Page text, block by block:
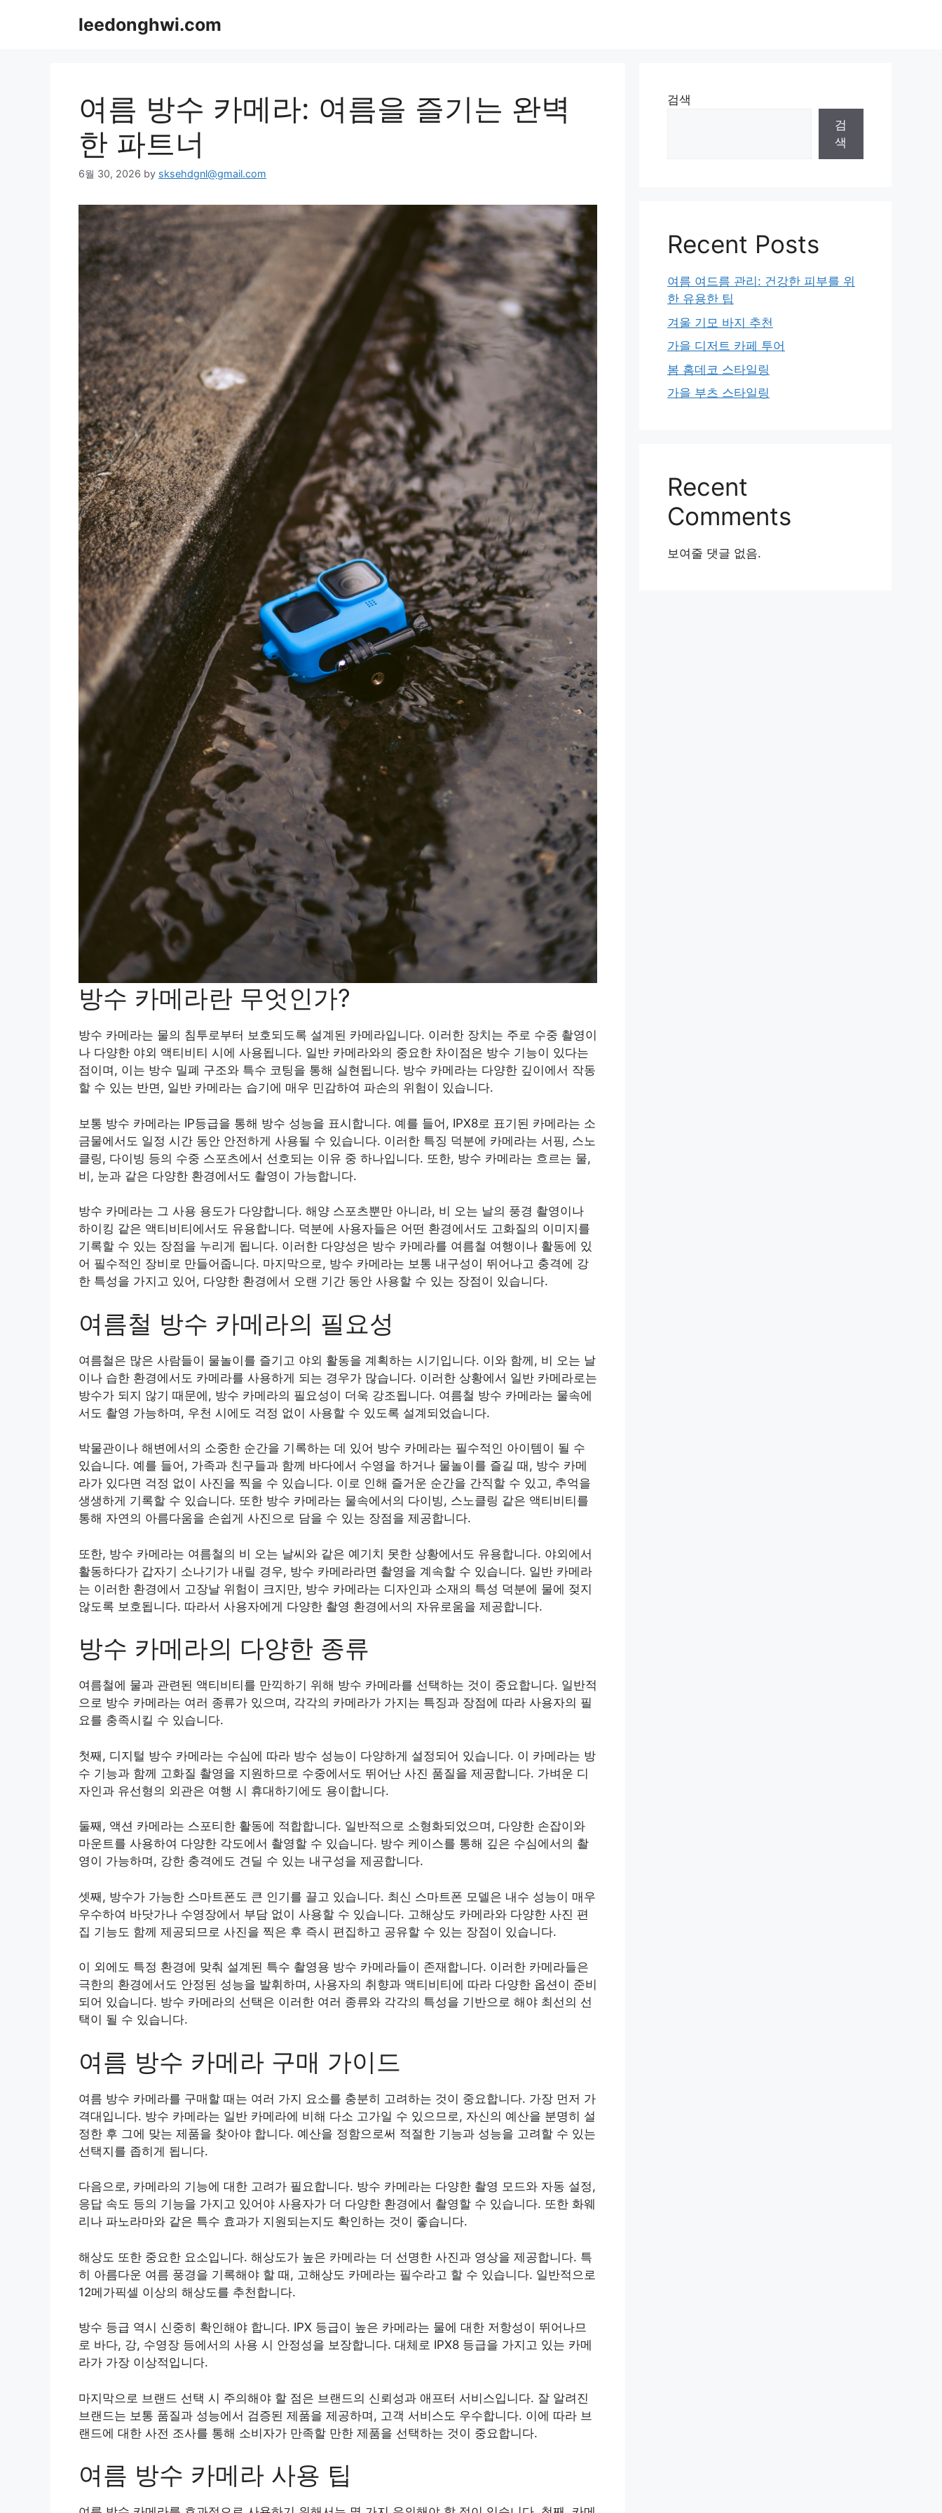
leedonghwi.com
여름 방수 카메라: 여름을 즐기는 완벽
한 파트너
6월 30, 2026 by sksehdgnl@gmail.com
방수 카메라란 무엇인가?
방수 카메라는 물의 침투로부터 보호되도록 설계된 카메라입니다. 이러한 장치는 주로 수중 촬영이
나 다양한 야외 액티비티 시에 사용됩니다. 일반 카메라와의 중요한 차이점은 방수 기능이 있다는
점이며, 이는 방수 밀폐 구조와 특수 코팅을 통해 실현됩니다. 방수 카메라는 다양한 깊이에서 작동
할 수 있는 반면, 일반 카메라는 습기에 매우 민감하여 파손의 위험이 있습니다.
보통 방수 카메라는 IP등급을 통해 방수 성능을 표시합니다. 예를 들어, IPX8로 표기된 카메라는 소
금물에서도 일정 시간 동안 안전하게 사용될 수 있습니다. 이러한 특징 덕분에 카메라는 서핑, 스노
클링, 다이빙 등의 수중 스포츠에서 선호되는 이유 중 하나입니다. 또한, 방수 카메라는 흐르는 물,
비, 눈과 같은 다양한 환경에서도 촬영이 가능합니다.
방수 카메라는 그 사용 용도가 다양합니다. 해양 스포츠뿐만 아니라, 비 오는 날의 풍경 촬영이나
하이킹 같은 액티비티에서도 유용합니다. 덕분에 사용자들은 어떤 환경에서도 고화질의 이미지를
기록할 수 있는 장점을 누리게 됩니다. 이러한 다양성은 방수 카메라를 여름철 여행이나 활동에 있
어 필수적인 장비로 만들어줍니다. 마지막으로, 방수 카메라는 보통 내구성이 뛰어나고 충격에 강
한 특성을 가지고 있어, 다양한 환경에서 오랜 기간 동안 사용할 수 있는 장점이 있습니다.
여름철 방수 카메라의 필요성
여름철은 많은 사람들이 물놀이를 즐기고 야외 활동을 계획하는 시기입니다. 이와 함께, 비 오는 날
이나 습한 환경에서도 카메라를 사용하게 되는 경우가 많습니다. 이러한 상황에서 일반 카메라로는
방수가 되지 않기 때문에, 방수 카메라의 필요성이 더욱 강조됩니다. 여름철 방수 카메라는 물속에
서도 촬영 가능하며, 우천 시에도 걱정 없이 사용할 수 있도록 설계되었습니다.
박물관이나 해변에서의 소중한 순간을 기록하는 데 있어 방수 카메라는 필수적인 아이템이 될 수
있습니다. 예를 들어, 가족과 친구들과 함께 바다에서 수영을 하거나 물놀이를 즐길 때, 방수 카메
라가 있다면 걱정 없이 사진을 찍을 수 있습니다. 이로 인해 즐거운 순간을 간직할 수 있고, 추억을
생생하게 기록할 수 있습니다. 또한 방수 카메라는 물속에서의 다이빙, 스노클링 같은 액티비티를
통해 자연의 아름다움을 손쉽게 사진으로 담을 수 있는 장점을 제공합니다.
또한, 방수 카메라는 여름철의 비 오는 날씨와 같은 예기치 못한 상황에서도 유용합니다. 야외에서
활동하다가 갑자기 소나기가 내릴 경우, 방수 카메라라면 촬영을 계속할 수 있습니다. 일반 카메라
는 이러한 환경에서 고장날 위험이 크지만, 방수 카메라는 디자인과 소재의 특성 덕분에 물에 젖지
않도록 보호됩니다. 따라서 사용자에게 다양한 촬영 환경에서의 자유로움을 제공합니다.
방수 카메라의 다양한 종류
여름철에 물과 관련된 액티비티를 만끽하기 위해 방수 카메라를 선택하는 것이 중요합니다. 일반적
으로 방수 카메라는 여러 종류가 있으며, 각각의 카메라가 가지는 특징과 장점에 따라 사용자의 필
요를 충족시킬 수 있습니다.
첫째, 디지털 방수 카메라는 수심에 따라 방수 성능이 다양하게 설정되어 있습니다. 이 카메라는 방
수 기능과 함께 고화질 촬영을 지원하므로 수중에서도 뛰어난 사진 품질을 제공합니다. 가벼운 디
자인과 유선형의 외관은 여행 시 휴대하기에도 용이합니다.
둘째, 액션 카메라는 스포티한 활동에 적합합니다. 일반적으로 소형화되었으며, 다양한 손잡이와
마운트를 사용하여 다양한 각도에서 촬영할 수 있습니다. 방수 케이스를 통해 깊은 수심에서의 촬
영이 가능하며, 강한 충격에도 견딜 수 있는 내구성을 제공합니다.
셋째, 방수가 가능한 스마트폰도 큰 인기를 끌고 있습니다. 최신 스마트폰 모델은 내수 성능이 매우
우수하여 바닷가나 수영장에서 부담 없이 사용할 수 있습니다. 고해상도 카메라와 다양한 사진 편
집 기능도 함께 제공되므로 사진을 찍은 후 즉시 편집하고 공유할 수 있는 장점이 있습니다.
이 외에도 특정 환경에 맞춰 설계된 특수 촬영용 방수 카메라들이 존재합니다. 이러한 카메라들은
극한의 환경에서도 안정된 성능을 발휘하며, 사용자의 취향과 액티비티에 따라 다양한 옵션이 준비
되어 있습니다. 방수 카메라의 선택은 이러한 여러 종류와 각각의 특성을 기반으로 해야 최선의 선
택이 될 수 있습니다.
여름 방수 카메라 구매 가이드
여름 방수 카메라를 구매할 때는 여러 가지 요소를 충분히 고려하는 것이 중요합니다. 가장 먼저 가
격대입니다. 방수 카메라는 일반 카메라에 비해 다소 고가일 수 있으므로, 자신의 예산을 분명히 설
정한 후 그에 맞는 제품을 찾아야 합니다. 예산을 정함으로써 적절한 기능과 성능을 고려할 수 있는
선택지를 좁히게 됩니다.
다음으로, 카메라의 기능에 대한 고려가 필요합니다. 방수 카메라는 다양한 촬영 모드와 자동 설정,
응답 속도 등의 기능을 가지고 있어야 사용자가 더 다양한 환경에서 촬영할 수 있습니다. 또한 화웨
리나 파노라마와 같은 특수 효과가 지원되는지도 확인하는 것이 좋습니다.
해상도 또한 중요한 요소입니다. 해상도가 높은 카메라는 더 선명한 사진과 영상을 제공합니다. 특
히 아름다운 여름 풍경을 기록해야 할 때, 고해상도 카메라는 필수라고 할 수 있습니다. 일반적으로
12메가픽셀 이상의 해상도를 추천합니다.
방수 등급 역시 신중히 확인해야 합니다. IPX 등급이 높은 카메라는 물에 대한 저항성이 뛰어나므
로 바다, 강, 수영장 등에서의 사용 시 안정성을 보장합니다. 대체로 IPX8 등급을 가지고 있는 카메
라가 가장 이상적입니다.
마지막으로 브랜드 선택 시 주의해야 할 점은 브랜드의 신뢰성과 애프터 서비스입니다. 잘 알려진
브랜드는 보통 품질과 성능에서 검증된 제품을 제공하며, 고객 서비스도 우수합니다. 이에 따라 브
랜드에 대한 사전 조사를 통해 소비자가 만족할 만한 제품을 선택하는 것이 중요합니다.
여름 방수 카메라 사용 팁
검색
검
색
Recent Posts
여름 여드름 관리: 건강한 피부를 위
한 유용한 팁
겨울 기모 바지 추천
가을 디저트 카페 투어
봄 홈데코 스타일링
가을 부츠 스타일링
Recent
Comments
보여줄 댓글 없음.